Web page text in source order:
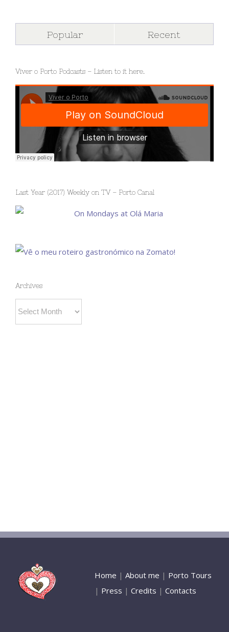
Popular Recent
Viver o Porto Podcasts – Listen to it here.
Last Year (2017) Weekly on TV – Porto Canal
Archives
Home | About me | Porto Tours
| Press | Credits | Contacts